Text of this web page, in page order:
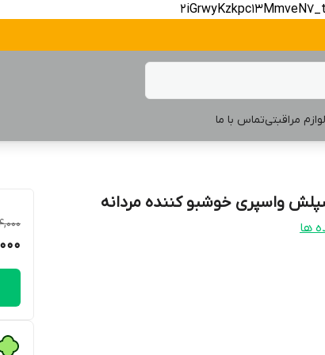
لوازم مراقبتیتماس با ما
واسپری خوشبو کننده مردانه
ها